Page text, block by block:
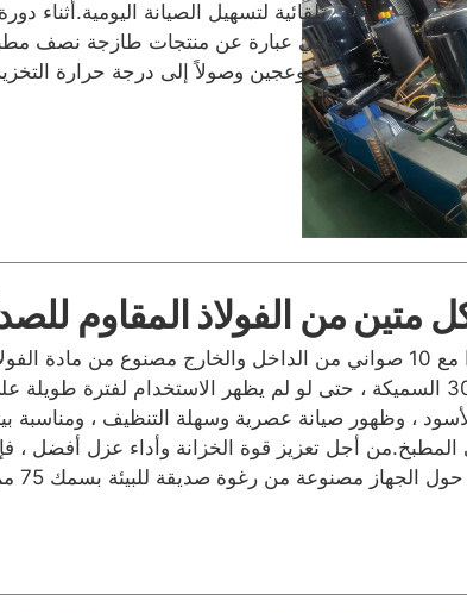
تلقائية لتسهيل الصيانة اليومية.أثناء
وهي عبارة عن منتجات طازجة نصف
وعجين وصولاً إلى درجة حرارة
متين من الفولاذ المقاوم
منتج مبرد الانفجار هذا مع 10 صواني من الداخل والخارج مصنوع من مادة
المقاوم للصدأ 304 السميكة ، حتى لو لم يظهر الاستخدام لفترة طويلة
، وظهور صيانة عصرية وسهلة التنظيف ، ومناسبة
أجل تعزيز قوة الخزانة وأداء عزل أفضل ،
حول الجهاز مصنوعة من رغوة صديقة للبيئة بسمك 75 مم.